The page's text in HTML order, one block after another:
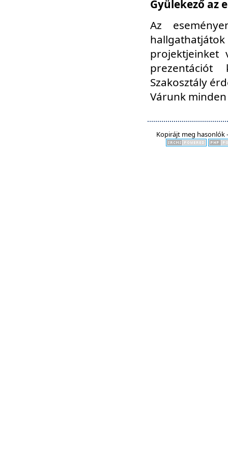
Gyülekező az
Az
Szakosztály
Várunk
Kopirájt meg hasonlók